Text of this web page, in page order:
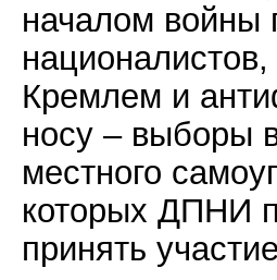
началом войны
Кремлем и
носу – выборы
местного
которых ДПНИ
принять